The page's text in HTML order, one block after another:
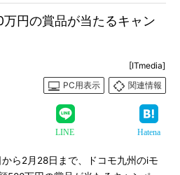
円の賞品が当たるキャン
[ITmedia]
PC用表示
関連情報
LINE Hatena
ら2月28日まで、ドコモ九州のiモ